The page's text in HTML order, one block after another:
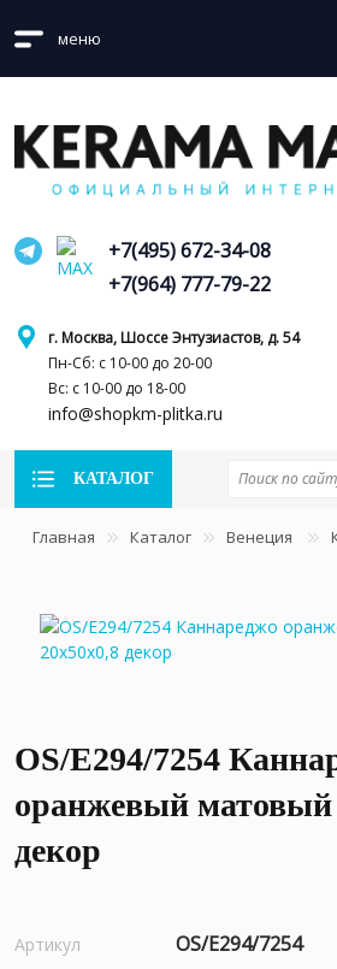
меню
г. Москва, Шоссе Энтузиастов, д. 54
Пн-Сб: с 10-00 до 20-00
Вс: с 10-00 до 18-00
info@shopkm-plitka.ru
+7(495) 672-34-08
+7(964) 777-79-22
КАТАЛОГ
Главная Каталог Венеция
OS/E294/7254
оранжевый матовый
декор
Артикул OS/E294/7254